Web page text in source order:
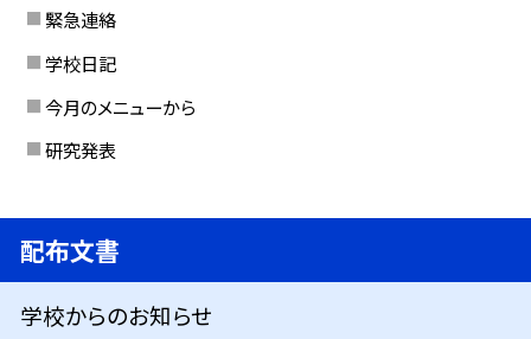
緊急連絡
学校日記
今月のメニューから
研究発表
配布文書
学校からのお知らせ